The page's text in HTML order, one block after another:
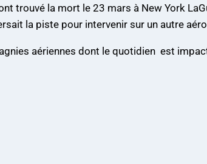
trouvé la mort le 23 mars à New York
la piste pour intervenir sur un autre
aériennes dont le quotidien est